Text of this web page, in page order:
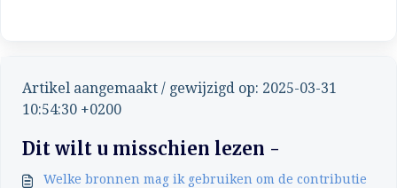
Artikel aangemaakt / gewijzigd op: 2025-03-31
10:54:30 +0200
Dit wilt u misschien lezen -
Welke bronnen mag ik gebruiken om de contributie